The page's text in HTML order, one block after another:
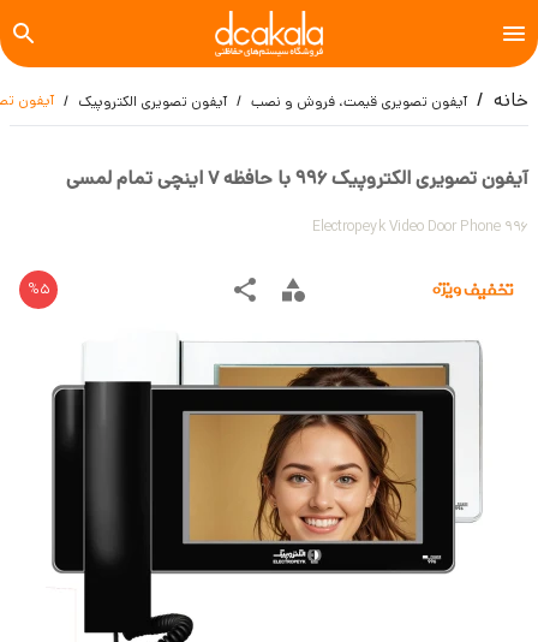
خانه آیفون تصویری قیمت، فروش و نصب آیفون تصویری الکتروپیک آیفون تصویری
آیفون تصویری الکتروپیک 996 با حافظه 7 اینچی تمام لمسی
Electropeyk Video Door Phone 996
%5